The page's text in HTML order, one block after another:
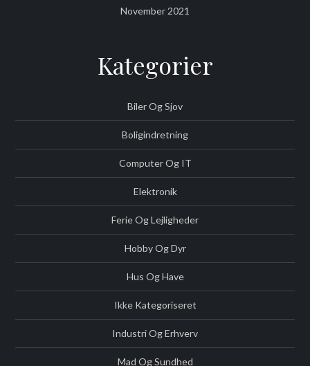
November 2021
Kategorier
Biler Og Sjov
Boligindretning
Computer Og IT
Elektronik
Ferie Og Lejligheder
Hobby Og Dyr
Hus Og Have
Ikke Kategoriseret
Industri Og Erhverv
Mad Og Sundhed